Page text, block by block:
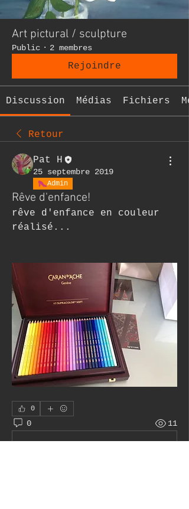
Art pictural / sculpture
Public · 2 membres
Rejoindre
Discussion Médias Fichiers
Retour
Pat H
25 septembre 2019
Admin
Rêve d'enfance!
rêve d'enfance en couleur
réalisé...
0
0 11